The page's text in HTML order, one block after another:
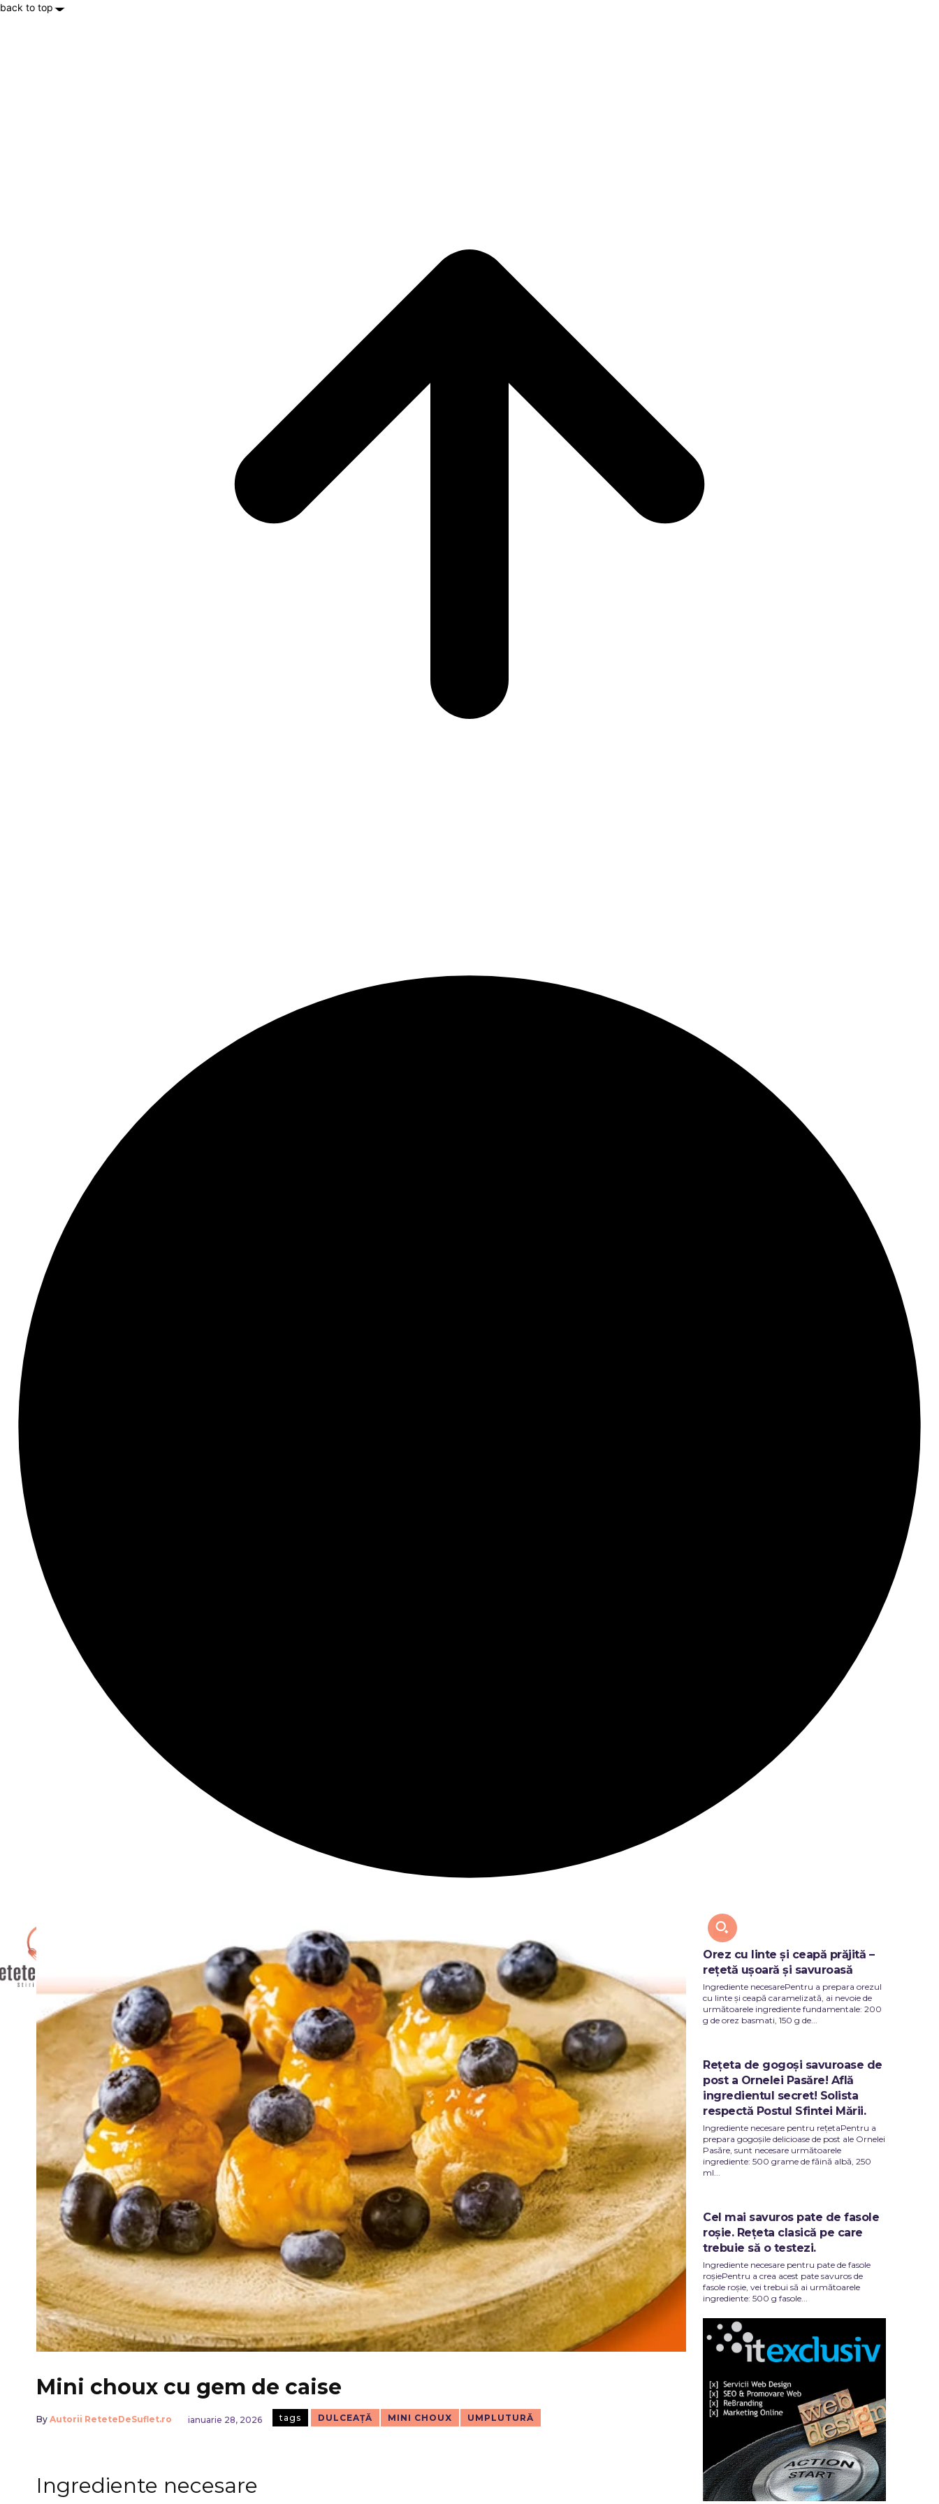
back to top
Mini choux cu gem de caise
By Autorii ReteteDeSuflet.ro ianuarie 28, 2026 tags DULCEAȚĂ MINI CHOUX UMPLUTURĂ
Ingrediente necesare
Orez cu linte și ceapă prăjită –
rețetă ușoară și savuroasă
Ingrediente necesarePentru a prepara orezul
cu linte și ceapă caramelizată, ai nevoie de
următoarele ingrediente fundamentale: 200
g de orez basmati, 150 g de...
Rețeta de gogoși savuroase de
post a Ornelei Pasăre! Află
ingredientul secret! Solista
respectă Postul Sfintei Mării.
Ingrediente necesare pentru rețetaPentru a
prepara gogoșile delicioase de post ale Ornelei
Pasăre, sunt necesare următoarele
ingrediente: 500 grame de făină albă, 250
ml...
Cel mai savuros pate de fasole
roșie. Rețeta clasică pe care
trebuie să o testezi.
Ingrediente necesare pentru pate de fasole
roșiePentru a crea acest pate savuros de
fasole roșie, vei trebui să ai următoarele
ingrediente: 500 g fasole...